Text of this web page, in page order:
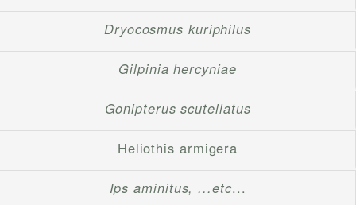
Dryocosmus kuriphilus
Gilpinia hercyniae
Gonipterus scutellatus
Heliothis armigera
Ips aminitus, ...etc...